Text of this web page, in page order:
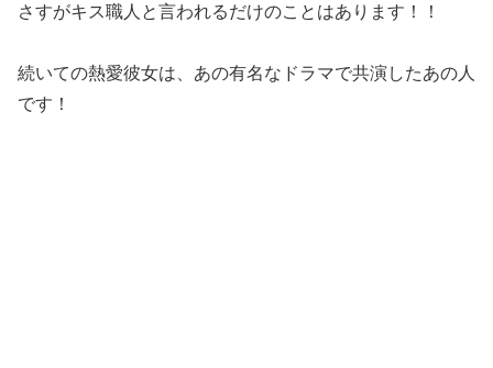
さすがキス職人と言われるだけのことはあります！！
続いての熱愛彼女は、あの有名なドラマで共演したあの人
です！